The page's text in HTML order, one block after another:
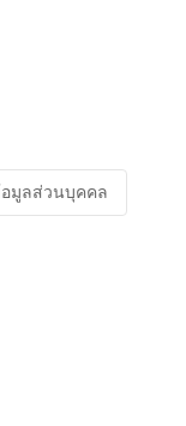
มูลส่วนบุคคล